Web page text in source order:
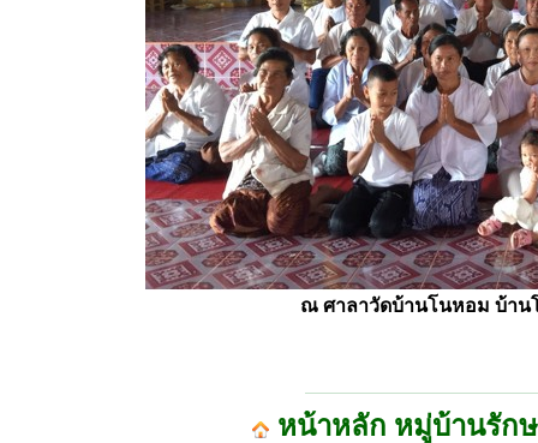
ณ ศาลาวัดบ้านโนหอม บ้าน
หน้าหลัก หมู่บ้านรัก